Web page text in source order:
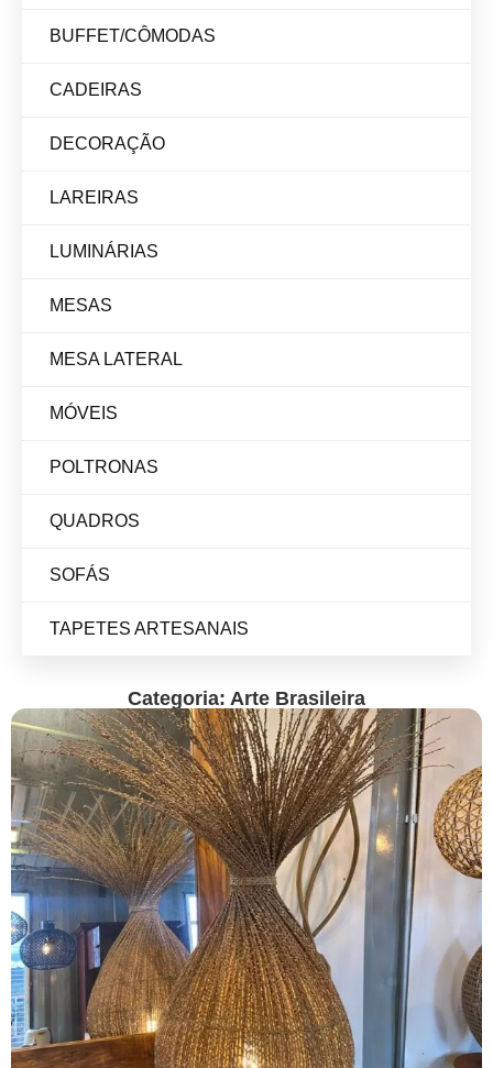
BUFFET/CÔMODAS
CADEIRAS
DECORAÇÃO
LAREIRAS
LUMINÁRIAS
MESAS
MESA LATERAL
MÓVEIS
POLTRONAS
QUADROS
SOFÁS
TAPETES ARTESANAIS
Categoria: Arte Brasileira